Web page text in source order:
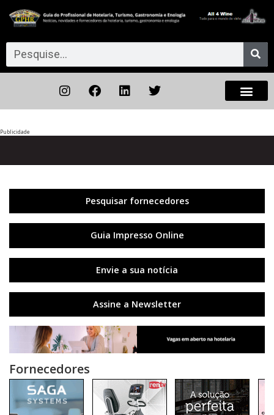
Publicidade
Pesquisar fornecedores
Guia Impresso Online
Envie a sua notícia
Assine a Newsletter
Fornecedores